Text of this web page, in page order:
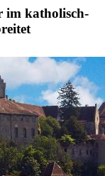
im katholisch-